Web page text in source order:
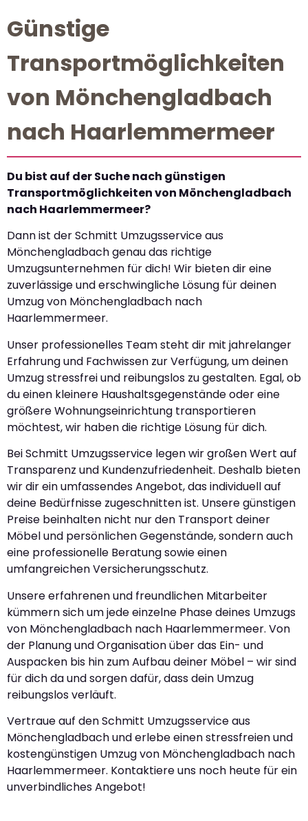
Günstige
Transportmöglichkeiten
von Mönchengladbach
nach Haarlemmermeer
Du bist auf der Suche nach günstigen
Transportmöglichkeiten von Mönchengladbach
nach Haarlemmermeer?
Dann ist der Schmitt Umzugsservice aus
Mönchengladbach genau das richtige
Umzugsunternehmen für dich! Wir bieten dir eine
zuverlässige und erschwingliche Lösung für deinen
Umzug von Mönchengladbach nach
Haarlemmermeer.
Unser professionelles Team steht dir mit jahrelanger
Erfahrung und Fachwissen zur Verfügung, um deinen
Umzug stressfrei und reibungslos zu gestalten. Egal, ob
du einen kleinere Haushaltsgegenstände oder eine
größere Wohnungseinrichtung transportieren
möchtest, wir haben die richtige Lösung für dich.
Bei Schmitt Umzugsservice legen wir großen Wert auf
Transparenz und Kundenzufriedenheit. Deshalb bieten
wir dir ein umfassendes Angebot, das individuell auf
deine Bedürfnisse zugeschnitten ist. Unsere günstigen
Preise beinhalten nicht nur den Transport deiner
Möbel und persönlichen Gegenstände, sondern auch
eine professionelle Beratung sowie einen
umfangreichen Versicherungsschutz.
Unsere erfahrenen und freundlichen Mitarbeiter
kümmern sich um jede einzelne Phase deines Umzugs
von Mönchengladbach nach Haarlemmermeer. Von
der Planung und Organisation über das Ein- und
Auspacken bis hin zum Aufbau deiner Möbel – wir sind
für dich da und sorgen dafür, dass dein Umzug
reibungslos verläuft.
Vertraue auf den Schmitt Umzugsservice aus
Mönchengladbach und erlebe einen stressfreien und
kostengünstigen Umzug von Mönchengladbach nach
Haarlemmermeer. Kontaktiere uns noch heute für ein
unverbindliches Angebot!